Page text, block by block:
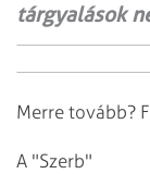
tárgyalások
Merre tovább?
A "Szerb"